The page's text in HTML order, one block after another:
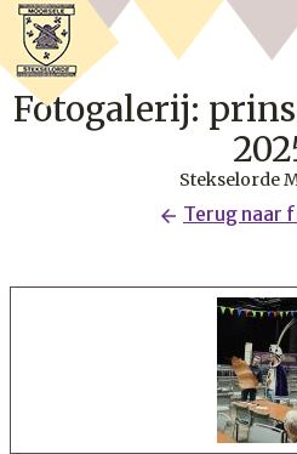
Fotogalerij:
Stekselorde
arrow_back Terug naar